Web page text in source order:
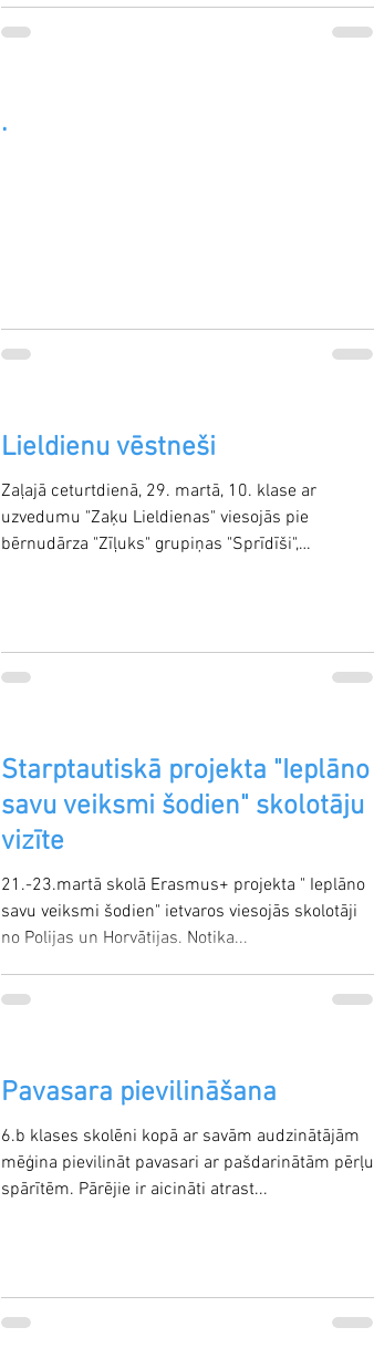
.
Lieldienu vēstneši
Zaļajā ceturtdienā, 29. martā, 10. klase ar
uzvedumu "Zaķu Lieldienas" viesojās pie
bērnudārza "Zīļuks" grupiņas "Sprīdīši",
Starptautiskā projekta "Ieplāno
savu veiksmi šodien" skolotāju
vizīte
21.-23.martā skolā Erasmus+ projekta " Ieplāno
savu veiksmi šodien" ietvaros viesojās skolotāji
no Polijas un Horvātijas. Notika...
Pavasara pievilināšana
6.b klases skolēni kopā ar savām audzinātājām
mēģina pievilināt pavasari ar pašdarinātām pērļu
spārītēm. Pārējie ir aicināti atrast...